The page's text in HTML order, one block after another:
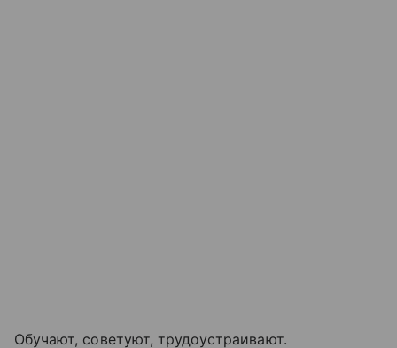
Обучают, советуют, трудоустраивают.